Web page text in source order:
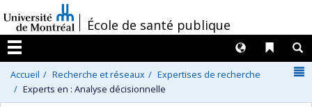
au
contenu
/École de santé publique
Menu
Liens
Langues
Accueil Recherche et réseaux
Expertises de recherche
Experts en : Analyse décisionnelle